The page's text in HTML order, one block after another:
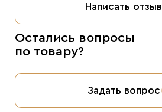
Написать отзыв
Остались вопросы
по товару?
Задать вопрос